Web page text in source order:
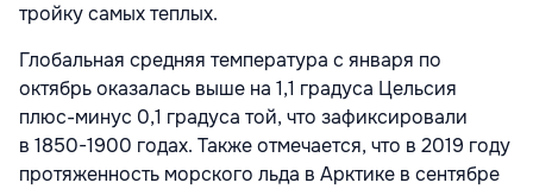
тройку самых теплых.
Глобальная средняя температура с января по
октябрь оказалась выше на 1,1 градуса Цельсия
плюс-минус 0,1 градуса той, что зафиксировали
в 1850-1900 годах. Также отмечается, что в 2019 году
протяженность морского льда в Арктике в сентябре